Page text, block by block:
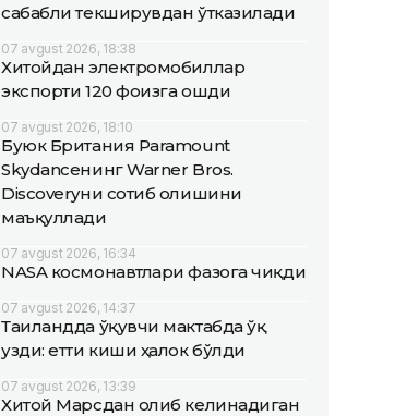
сабабли текширувдан ўтказилади
07 avgust 2026, 18:38
Хитойдан электромобиллар
экспорти 120 фоизга ошди
07 avgust 2026, 18:10
Буюк Британия Paramount
Skydanceнинг Warner Bros.
Discoveryни сотиб олишини
маъқуллади
07 avgust 2026, 16:34
NASA космонавтлари фазога чиқди
07 avgust 2026, 14:37
Таиландда ўқувчи мактабда ўқ
узди: етти киши ҳалок бўлди
07 avgust 2026, 13:39
Хитой Марсдан олиб келинадиган